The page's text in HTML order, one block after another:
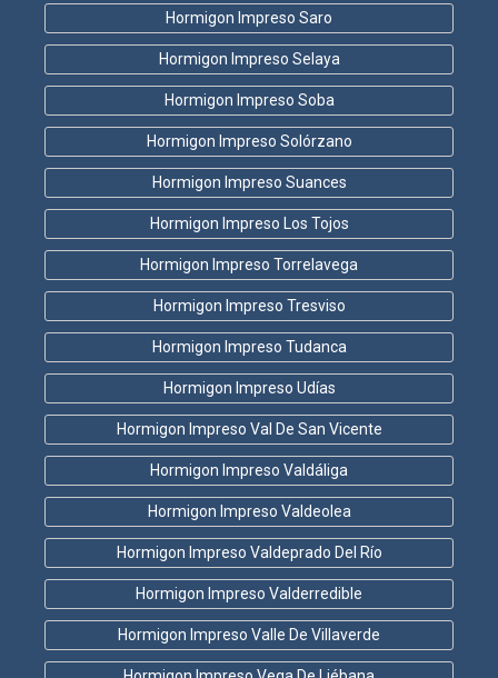
Hormigon Impreso Saro
Hormigon Impreso Selaya
Hormigon Impreso Soba
Hormigon Impreso Solórzano
Hormigon Impreso Suances
Hormigon Impreso Los Tojos
Hormigon Impreso Torrelavega
Hormigon Impreso Tresviso
Hormigon Impreso Tudanca
Hormigon Impreso Udías
Hormigon Impreso Val De San Vicente
Hormigon Impreso Valdáliga
Hormigon Impreso Valdeolea
Hormigon Impreso Valdeprado Del Río
Hormigon Impreso Valderredible
Hormigon Impreso Valle De Villaverde